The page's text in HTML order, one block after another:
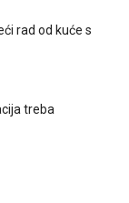
rad od kuće s
treba